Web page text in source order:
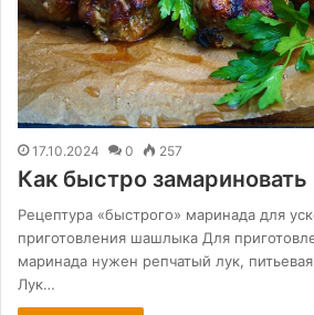
17.10.2024 0 257
Как быстро
Рецептура «быстрого» маринада для
приготовления шашлыка Для
маринада нужен репчатый лук,
Лук…